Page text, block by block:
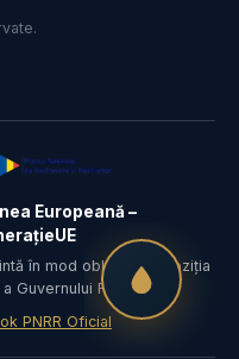
Europeană –
în mod obligatoriu poziția
Guvernului României.
PNRR Oficial